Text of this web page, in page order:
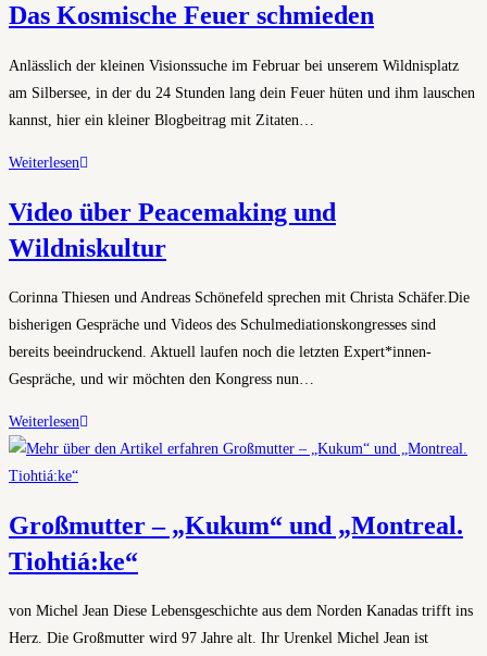
Stadtwälder
Das Kosmische Feuer schmieden
Anlässlich der kleinen Visionssuche im Februar bei unserem Wildnisplatz
am Silbersee, in der du 24 Stunden lang dein Feuer hüten und ihm lauschen
kannst, hier ein kleiner Blogbeitrag mit Zitaten…
WeiterlesenDas
Feuer
schmieden
Video über Peacemaking und
Wildniskultur
Corinna Thiesen und Andreas Schönefeld sprechen mit Christa Schäfer.Die
bisherigen Gespräche und Videos des Schulmediationskongresses sind
bereits beeindruckend. Aktuell laufen noch die letzten Expert*innen-
Gespräche, und wir möchten den Kongress nun…
WeiterlesenVideo
über
Wildniskultur
Großmutter – „Kukum“ und „Montreal.
Tiohtiá:ke“
von Michel Jean Diese Lebensgeschichte aus dem Norden Kanadas trifft ins
Herz. Die Großmutter wird 97 Jahre alt. Ihr Urenkel Michel Jean ist